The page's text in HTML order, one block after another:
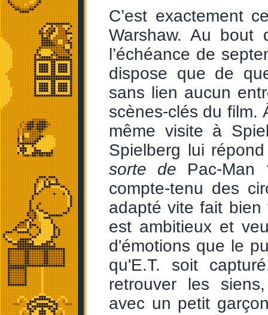
C’est exactement
Warshaw. Au bout
l’échéance de
dispose que de
sans lien aucun
scènes-clés du film.
même visite à
Spielberg lui
sorte de Pac-Man
compte-tenu des
adapté vite fait bien
est ambitieux et
d'émotions que le
qu'E.T. soit
retrouver les
avec un petit